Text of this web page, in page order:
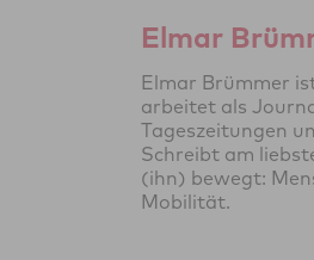
Elmar
Elmar Brümmer
arbeitet als
Tageszeitungen
Schreibt am
(ihn) bewegt:
Mobilität.